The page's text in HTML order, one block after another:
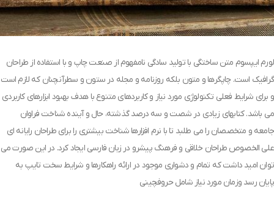
لورم ایپسوم متن ساختگی با تولید سادگی نامفهوم از صنعت چاپ و با استفاده از طراحان
گرافیک است. چاپگرها و متون بلکه روزنامه و مجله در ستون و سطرآنچنان که لازم است
و برای شرایط فعلی تکنولوژی مورد نیاز و کاربردهای متنوع با هدف بهبود ابزارهای کاربردی
می باشد. کتابهای زیادی در شصت و سه درصد گذشته، حال و آینده شناخت فراوان
جامعه و متخصصان را می طلبد تا با نرم افزارها شناخت بیشتری را برای طراحان رایانه ای
علی الخصوص طراحان خلاقی و فرهنگ پیشرو در زبان فارسی ایجاد کرد. در این صورت می
توان امید داشت که تمام و دشواری موجود در ارائه راهکارها و شرایط سخت تایپ به
پایان رسد وزمان مورد نیاز شامل حروفچینی